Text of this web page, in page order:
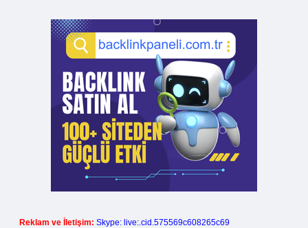
Reklam ve İletişim: Skype: live:.cid.575569c608265c69